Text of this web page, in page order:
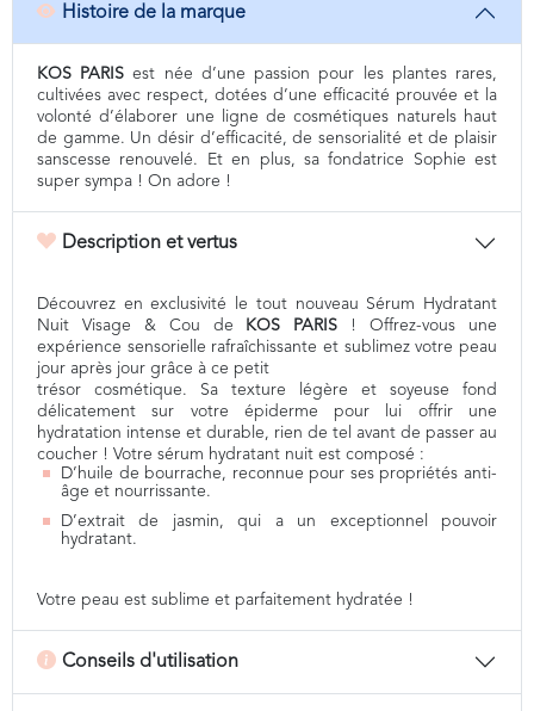
Histoire de la marque
KOS PARIS est née d’une passion pour les plantes rares,
cultivées avec respect, dotées d’une efficacité prouvée et la
volonté d’élaborer une ligne de cosmétiques naturels haut
de gamme. Un désir d’efficacité, de sensorialité et de plaisir
sanscesse renouvelé. Et en plus, sa fondatrice Sophie est
super sympa ! On adore !
Description et vertus
Découvrez en exclusivité le tout nouveau Sérum Hydratant
Nuit Visage & Cou de
KOS PARIS ! Offrez-vous une
expérience sensorielle rafraîchissante et sublimez votre peau
jour après jour grâce à ce petit
trésor cosmétique. Sa texture légère et soyeuse fond
délicatement sur votre épiderme pour lui offrir une
hydratation intense et durable, rien de tel avant de passer au
coucher ! Votre sérum hydratant nuit est composé :
D’huile de bourrache, reconnue pour ses propriétés anti-
âge et nourrissante.
D’extrait de jasmin, qui a un exceptionnel pouvoir
hydratant.
Votre peau est sublime et parfaitement hydratée !
Conseils d'utilisation